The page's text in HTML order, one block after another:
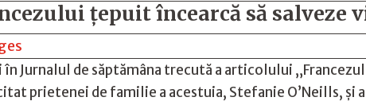
ţepuit încearcă să salveze
Jurnalul de săptămâna trecută a articolului
prietenei de familie a acestuia, Stefanie O’Neills,